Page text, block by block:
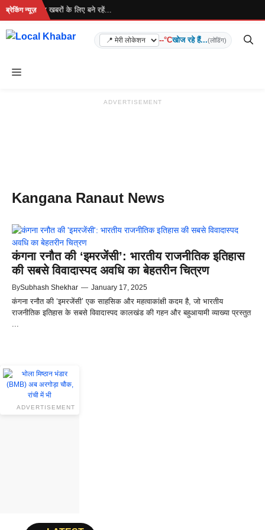
Skip
content
ब्रेकिंग न्यूज़
रहा है... ताज़ा खबरों के लिए बने रहें...
--°Cखोज रहे हैं...(लोडिंग)
Menu
ADVERTISEMENT
Kangana Ranaut News
कंगना रनौत की ‘इमरजेंसी’: भारतीय राजनीतिक इतिहास
की सबसे विवादास्पद अवधि का बेहतरीन चित्रण
BySubhash Shekhar — January 17, 2025
कंगना रनौत की ‘इमरजेंसी’ एक साहसिक और महत्वाकांक्षी कदम है, जो भारतीय
राजनीतिक इतिहास के सबसे विवादास्पद कालखंड की गहन और बहुआयामी व्याख्या प्रस्तुत
...
ADVERTISEMENT